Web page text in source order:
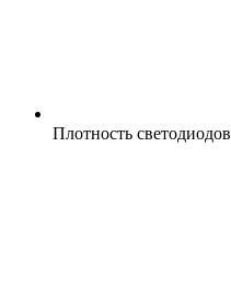
Плотность светодиодов